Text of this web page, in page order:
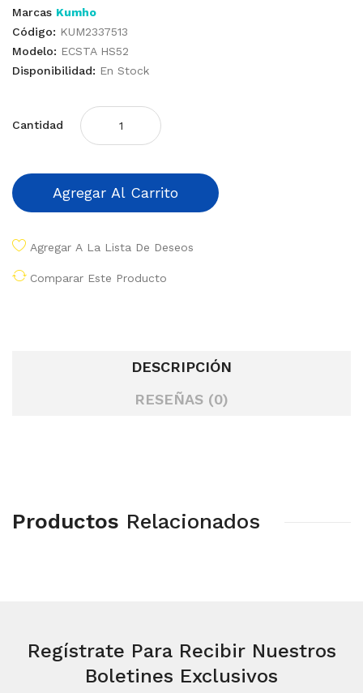
Marcas Kumho
Código: KUM2337513
Modelo: ECSTA HS52
Disponibilidad: En Stock
Cantidad
Agregar Al Carrito
Agregar A La Lista De Deseos
Comparar Este Producto
DESCRIPCIÓN
RESEÑAS (0)
Productos Relacionados
Regístrate Para Recibir Nuestros
Boletines Exclusivos